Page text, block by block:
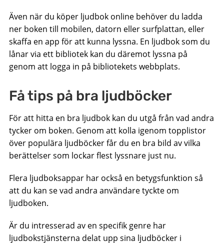
Även när du köper ljudbok online behöver du ladda
ner boken till mobilen, datorn eller surfplattan, eller
skaffa en app för att kunna lyssna. En ljudbok som du
lånar via ett bibliotek kan du däremot lyssna på
genom att logga in på bibliotekets webbplats.
Få tips på bra ljudböcker
För att hitta en bra ljudbok kan du utgå från vad andra
tycker om boken. Genom att kolla igenom topplistor
över populära ljudböcker får du en bra bild av vilka
berättelser som lockar flest lyssnare just nu.
Flera ljudboksappar har också en betygsfunktion så
att du kan se vad andra användare tyckte om
ljudboken.
Är du intresserad av en specifik genre har
ljudbokstjänsterna delat upp sina ljudböcker i